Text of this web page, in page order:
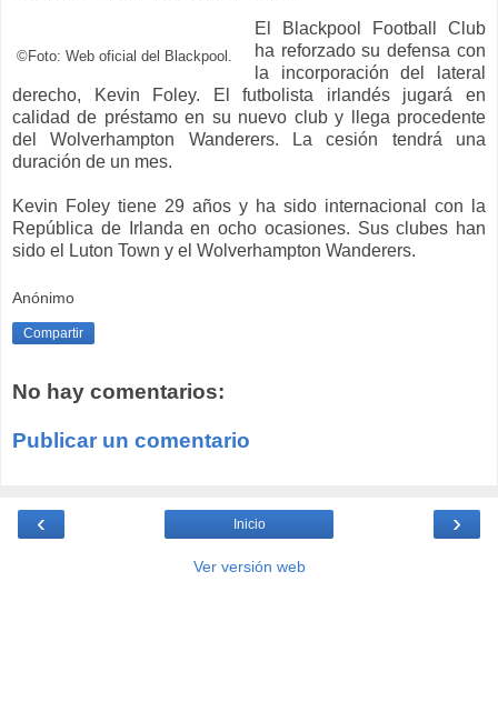
©Foto: Web oficial del Blackpool.
El Blackpool Football Club
ha reforzado su defensa con
la incorporación del lateral
derecho, Kevin Foley. El futbolista irlandés jugará en
calidad de préstamo en su nuevo club y llega procedente
del Wolverhampton Wanderers. La cesión tendrá una
duración de un mes.
Kevin Foley tiene 29 años y ha sido internacional con la
República de Irlanda en ocho ocasiones. Sus clubes han
sido el Luton Town y el Wolverhampton Wanderers.
Anónimo
Compartir
No hay comentarios:
Publicar un comentario
‹ ›
Inicio
Ver versión web